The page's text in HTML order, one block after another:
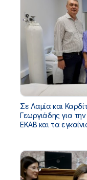
Σε Λαμία και
Γεωργιάδης για
ΕΚΑΒ και τα